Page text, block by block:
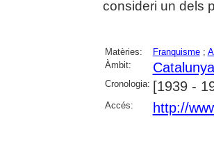
consideri un dels
Matèries: Franquisme;
Àmbit:
Catalunya
Cronologia: [1939 -
Accés: http://